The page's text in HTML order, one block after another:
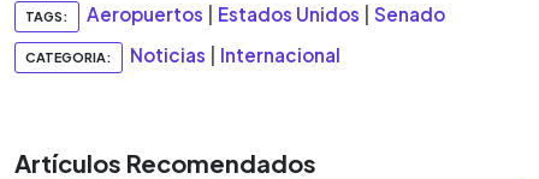
TAGS: Aeropuertos Estados Unidos Senado
CATEGORIA: Noticias Internacional
Artículos Recomendados